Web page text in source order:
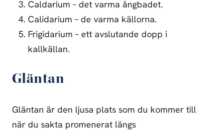
Caldarium – det varma ångbadet.
Calidarium – de varma källorna.
Frigidarium – ett avslutande dopp i
kallkällan.
Gläntan
Gläntan är den ljusa plats som du kommer till
när du sakta promenerat längs